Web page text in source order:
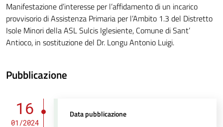
Manifestazione d’interesse per l’affidamento di un incarico
provvisorio di Assistenza Primaria per l’Ambito 1.3 del Distretto
Isole Minori della ASL Sulcis Iglesiente, Comune di Sant’
Antioco, in sostituzione del Dr. Longu Antonio Luigi.
Pubblicazione
16
01/2024
Data pubblicazione